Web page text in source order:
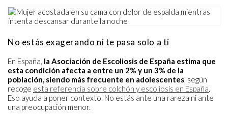
No estás exagerando ni te pasa solo a ti
En España, la Asociación de Escoliosis de España estima que
esta condición afecta a entre un 2% y un 3% de la
población, siendo más frecuente en adolescentes, según
recoge esta referencia sobre colchón y escoliosis en España.
Eso ayuda a poner contexto. No estás ante una rareza ni ante
una preocupación menor.